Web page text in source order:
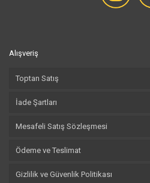
Alışveriş
Toptan Satış
İade Şartları
Mesafeli Satış Sözleşmesi
Ödeme ve Teslimat
Gizlilik ve Güvenlik Politikası